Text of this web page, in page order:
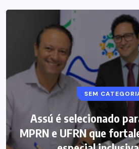
SEM
Assú é selecionado
MPRN e UFRN que